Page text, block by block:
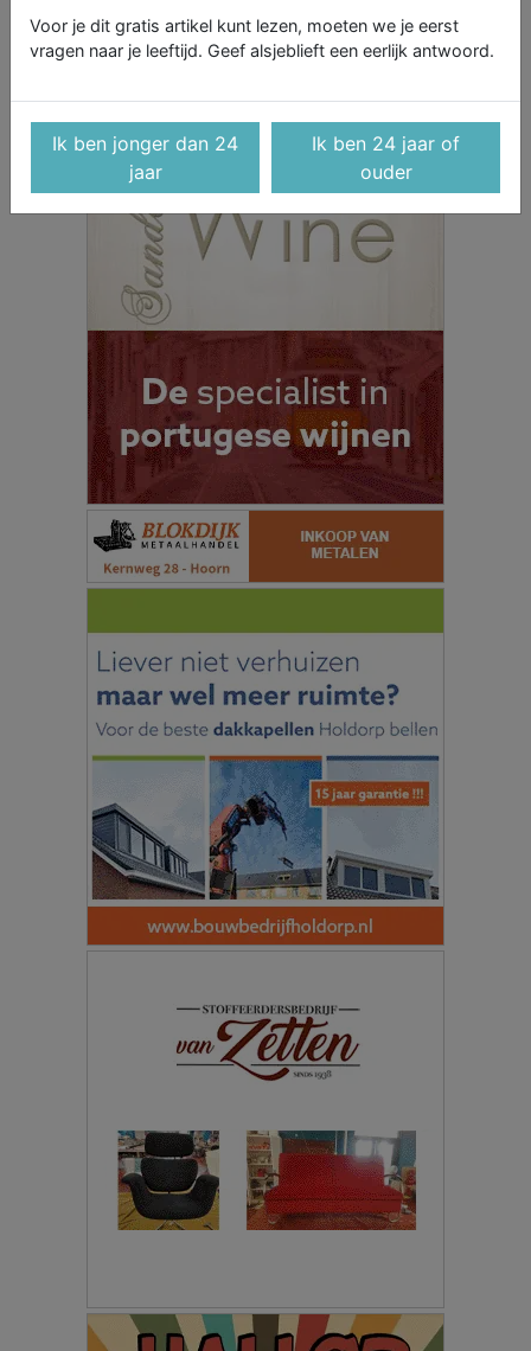
Voor je dit gratis artikel kunt lezen, moeten we je eerst
vragen naar je leeftijd. Geef alsjeblieft een eerlijk antwoord.
Ik ben jonger dan 24
jaar
Ik ben 24 jaar of
ouder